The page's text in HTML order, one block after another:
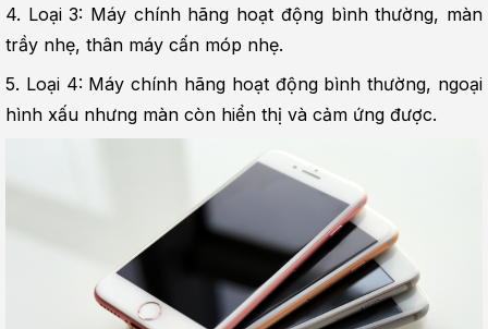
4. Loại 3: Máy chính hãng hoạt động bình thường, màn
trầy nhẹ, thân máy cấn móp nhẹ.
5. Loại 4: Máy chính hãng hoạt động bình thường, ngoại
hình xấu nhưng màn còn hiển thị và cảm ứng được.